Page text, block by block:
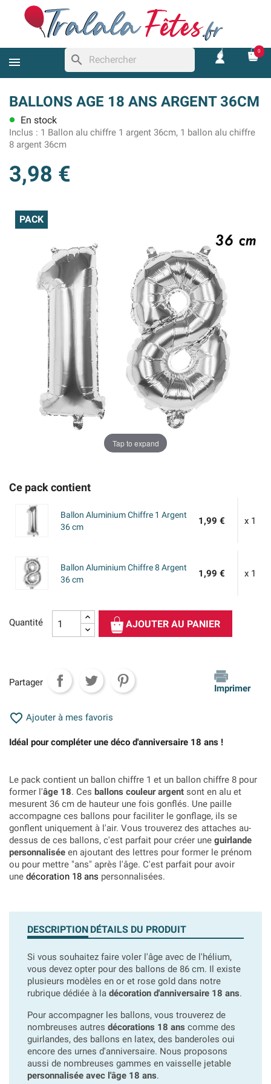
search
0
BALLONS AGE 18 ANS ARGENT 36CM
lens En stock
Inclus : 1 Ballon alu chiffre 1 argent 36cm, 1 ballon alu chiffre
8 argent 36cm
3,98 €
PACK
Tap to expand
Ce pack contient
Ballon Aluminium Chiffre 1 Argent
36 cm
1,99 € x 1
Ballon Aluminium Chiffre 8 Argent
36 cm
1,99 € x 1
Quantité AJOUTER AU PANIER
Partager
Imprimer
 Ajouter à mes favoris
Idéal pour compléter une déco d'anniversaire 18 ans !
Le pack contient un ballon chiffre 1 et un ballon chiffre 8 pour
former l'âge 18. Ces ballons couleur argent sont en alu et
mesurent 36 cm de hauteur une fois gonflés. Une paille
accompagne ces ballons pour faciliter le gonflage, ils se
gonflent uniquement à l'air. Vous trouverez des attaches au-
dessus de ces ballons, c'est parfait pour créer une guirlande
personnalisée en ajoutant des lettres pour former le prénom
ou pour mettre "ans" après l'âge. C'est parfait pour avoir
une décoration 18 ans personnalisées.
DESCRIPTION DÉTAILS DU PRODUIT
Si vous souhaitez faire voler l'âge avec de l'hélium,
vous devez opter pour des ballons de 86 cm. Il existe
plusieurs modèles en or et rose gold dans notre
rubrique dédiée à la décoration d'anniversaire 18 ans.
Pour accompagner les ballons, vous trouverez de
nombreuses autres décorations 18 ans comme des
guirlandes, des ballons en latex, des banderoles oui
encore des urnes d'anniversaire. Nous proposons
aussi de nombreuses gammes en vaisselle jetable
personnalisée avec l'âge 18 ans.